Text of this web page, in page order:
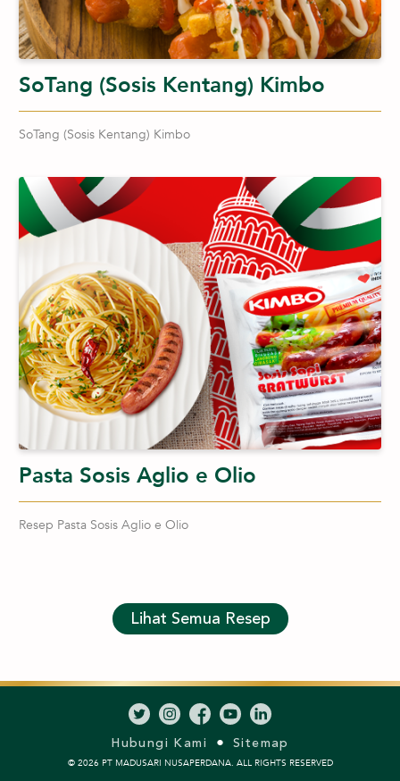
SoTang (Sosis Kentang) Kimbo
SoTang (Sosis Kentang) Kimbo
Pasta Sosis Aglio e Olio
Resep Pasta Sosis Aglio e Olio
Lihat Semua Resep
Hubungi Kami Sitemap
© 2026 PT MADUSARI NUSAPERDANA. ALL RIGHTS RESERVED